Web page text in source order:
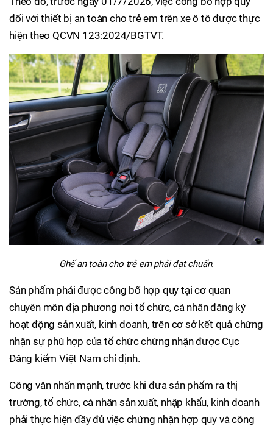
đối với thiết bị an toàn cho trẻ em trên xe ô tô được thực
hiện theo QCVN 123:2024/BGTVT.
Ghế an toàn cho trẻ em phải đạt chuẩn.
Sản phẩm phải được công bố hợp quy tại cơ quan
chuyên môn địa phương nơi tổ chức, cá nhân đăng ký
hoạt động sản xuất, kinh doanh, trên cơ sở kết quả chứng
nhận sự phù hợp của tổ chức chứng nhận được Cục
Đăng kiểm Việt Nam chỉ định.
Công văn nhấn mạnh, trước khi đưa sản phẩm ra thị
trường, tổ chức, cá nhân sản xuất, nhập khẩu, kinh doanh
phải thực hiện đầy đủ việc chứng nhận hợp quy và công